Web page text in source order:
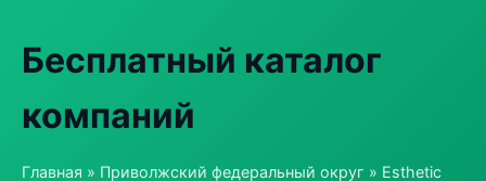
Бесплатный каталог
компаний
Главная » Приволжский федеральный округ » Esthetic